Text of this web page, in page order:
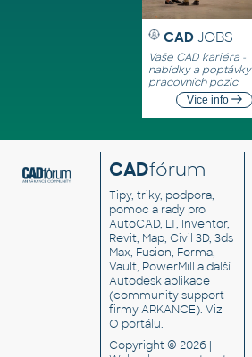
CAD JOBS
Vaše CAD kariéra -
nabídky a poptávky
pracovních pozic
Více info
CADfórum
Tipy, triky, podpora,
pomoc a rady pro
AutoCAD, LT, Inventor,
Revit, Map, Civil 3D, 3ds
Max, Fusion, Forma,
Vault, PowerMill a další
Autodesk aplikace
(community support
firmy ARKANCE). Viz
O portálu.
Copyright © 2026 |